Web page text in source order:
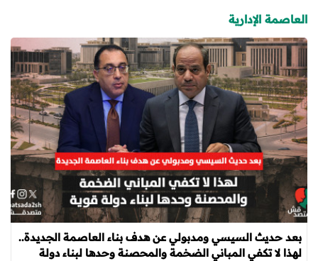
العاصمة الإدارية
بعد حديث السيسي ومدبولي عن هدف بناء العاصمة الجديدة..
لهذا لا تكفي المباني الضخمة والمحصنة وحدها لبناء دولة